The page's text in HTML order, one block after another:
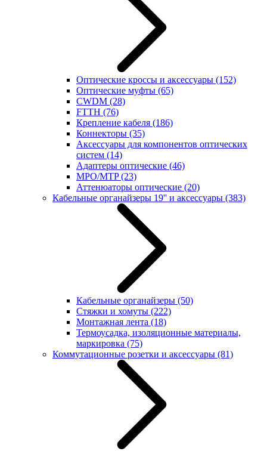
Оптические кроссы и аксессуары (152)
Оптические муфты (65)
CWDM (28)
FTTH (76)
Крепление кабеля (186)
Коннекторы (35)
Аксессуары для компонентов оптических
систем (14)
Адаптеры оптические (46)
MPO/MTP(23)
Аттенюаторы оптические (20)
Кабельные органайзеры 19'' и аксессуары (383)
Кабельные органайзеры (50)
Стяжки и хомуты (222)
Монтажная лента (18)
Термоусадка, изоляционные материалы,
маркировка (75)
Коммутационные розетки и аксессуары (81)